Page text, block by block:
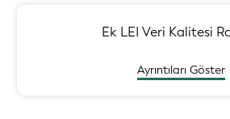
Ek LEI Veri Kalitesi
Ayrıntıları Göster